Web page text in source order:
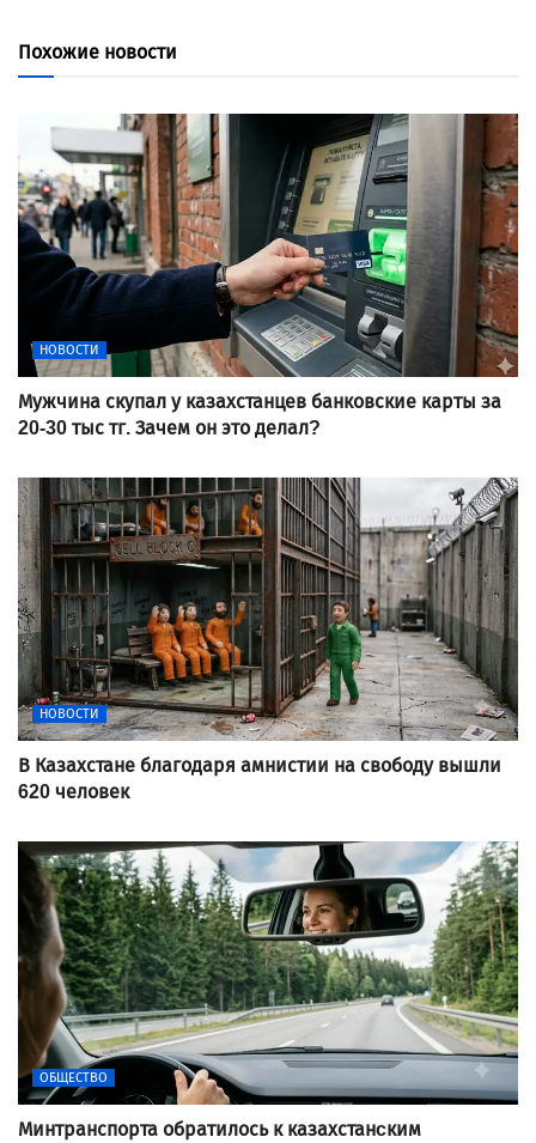
Похожие новости
НОВОСТИ
Мужчина скупал у казахстанцев банковские карты за
20-30 тыс тг. Зачем он это делал?
НОВОСТИ
В Казахстане благодаря амнистии на свободу вышли
620 человек
ОБЩЕСТВО
Минтранспорта обратилось к казахстанcким